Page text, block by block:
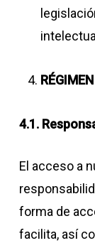
4.1.
El acceso a
forma de
facilita, así